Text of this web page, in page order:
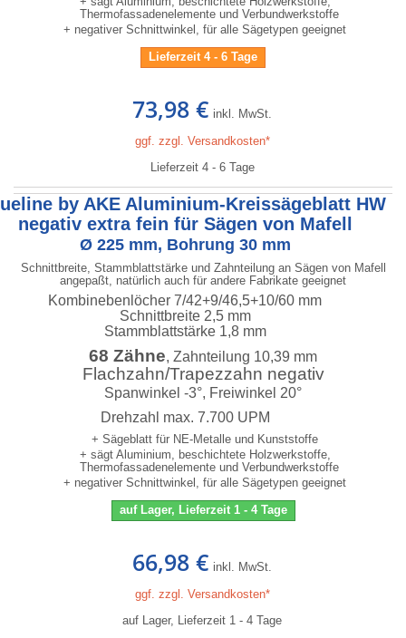
Thermofassadenelemente und Verbundwerkstoffe
+ negativer Schnittwinkel, für alle Sägetypen geeignet
Lieferzeit 4 - 6 Tage
73,98 € inkl. MwSt.
ggf. zzgl. Versandkosten*
Lieferzeit 4 - 6 Tage
by AKE Aluminium-Kreissägeblatt HW
negativ extra fein für Sägen von Mafell
Ø 225 mm, Bohrung 30 mm
Schnittbreite, Stammblattstärke und Zahnteilung an Sägen von Mafell
angepaßt, natürlich auch für andere Fabrikate geeignet
Kombinebenlöcher 7/42+9/46,5+10/60 mm
Schnittbreite 2,5 mm
Stammblattstärke 1,8 mm
68 Zähne, Zahnteilung 10,39 mm
Flachzahn/Trapezzahn negativ
Spanwinkel -3°, Freiwinkel 20°
Drehzahl max. 7.700 UPM
+ Sägeblatt für NE-Metalle und Kunststoffe
+ sägt Aluminium, beschichtete Holzwerkstoffe,
Thermofassadenelemente und Verbundwerkstoffe
+ negativer Schnittwinkel, für alle Sägetypen geeignet
auf Lager, Lieferzeit 1 - 4 Tage
66,98 € inkl. MwSt.
ggf. zzgl. Versandkosten*
auf Lager, Lieferzeit 1 - 4 Tage